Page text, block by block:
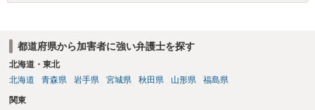
都道府県から加害者に強い弁護士を探す
北海道・東北
北海道
青森県 岩手県 宮城県 秋田県 山形県 福島県
関東